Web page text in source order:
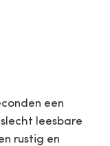
een
leesbare
rustig en